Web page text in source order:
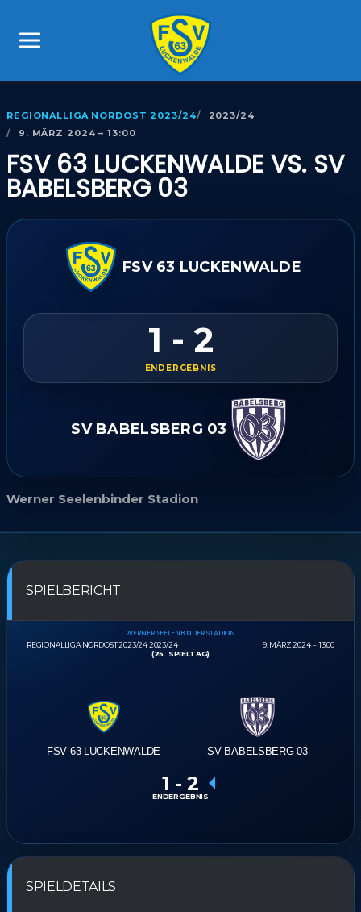
REGIONALLIGA NORDOST 2023/24
2023/24
9. MÄRZ 2024 – 13:00
FSV 63 LUCKENWALDE VS. SV
BABELSBERG 03
FSV 63 LUCKENWALDE
1 - 2
ENDERGEBNIS
SV BABELSBERG 03
Werner Seelenbinder Stadion
SPIELBERICHT
REGIONALLIGA NORDOST 2023/24 2023/24
WERNER SEELENBINDER STADION
9. MÄRZ 2024
13:00
(25. SPIELTAG)
FSV 63 LUCKENWALDE SV BABELSBERG 03
1 - 2
ENDERGEBNIS
SPIELDETAILS